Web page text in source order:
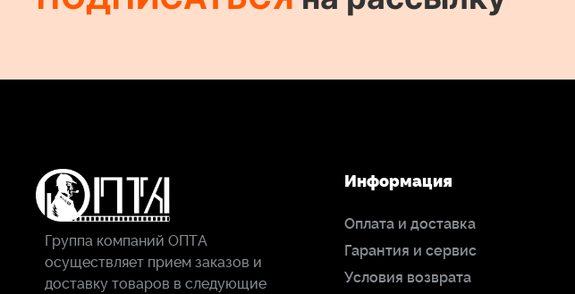
Группа компаний ОПТА
осуществляет прием заказов и
доставку товаров в следующие
Информация
Оплата и доставка
Гарантия и сервис
Условия возврата